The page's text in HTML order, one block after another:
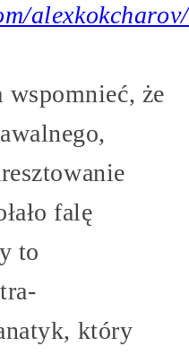
że
falę
to
który